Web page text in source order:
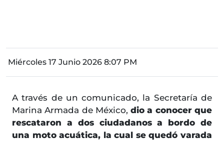
Miércoles 17 Junio 2026 8:07 PM
A través de un comunicado, la Secretaría de
Marina Armada de México, dio a conocer que
rescataron a dos ciudadanos a bordo de
una moto acuática, la cual se quedó varada